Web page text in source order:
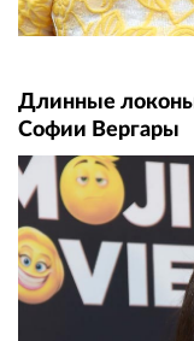
Длинные локоны
Софии Вергары